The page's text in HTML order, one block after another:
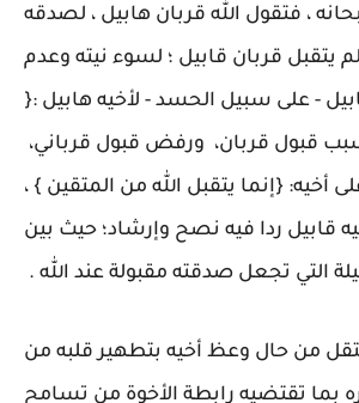
، فتقول الله قربان هابيل ، لصدقه
يتقبل قربان قابيل ؛ لسوء نيته وعدم
- على سبيل الحسد - لأخيه هابيل :{
قبول قربان، ورفض قبول قرباني،
أخيه: {إنما يتقبل الله من المتقين } ،
قابيل ردا فيه نصح وإرشاد؛ حيث بين
التي تجعل صدقته مقبولة عند الله .
من حال وعظ أخيه بتطهير قلبه من
بما تقتضيه رابطة الأخوة من تسامح